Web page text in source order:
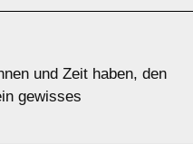
und Zeit haben, den
gewisses